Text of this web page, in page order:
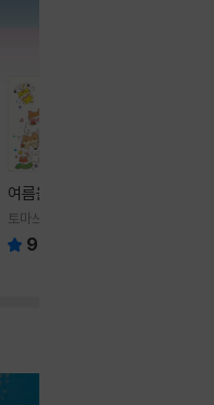
여름을 부탁해
토마쓰리 글그림
9.8